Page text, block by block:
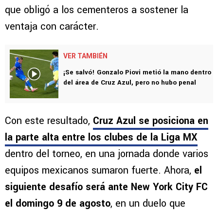
que obligó a los cementeros a sostener la
ventaja con carácter.
VER TAMBIÉN
¡Se salvó! Gonzalo Piovi metió la mano dentro
del área de Cruz Azul, pero no hubo penal
Con este resultado, Cruz Azul se posiciona en
la parte alta entre los clubes de la Liga MX
dentro del torneo, en una jornada donde varios
equipos mexicanos sumaron fuerte. Ahora, el
siguiente desafío será ante New York City FC
el domingo 9 de agosto, en un duelo que